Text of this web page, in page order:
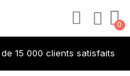
15 000 clients satisfaits